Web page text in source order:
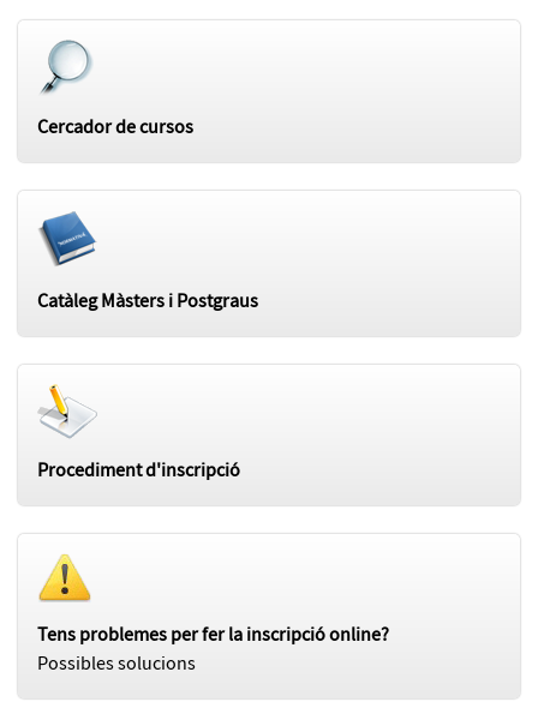
Cercador de cursos
Catàleg Màsters i Postgraus
Procediment d'inscripció
Tens problemes per fer la inscripció online?
Possibles solucions